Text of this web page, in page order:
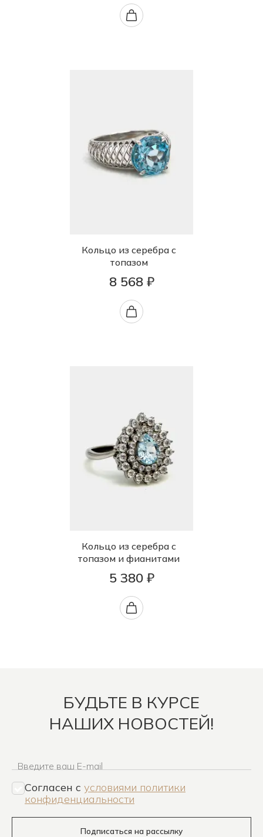
Кольцо из серебра с
топазом
8 568 ₽
Кольцо из серебра с
топазом и фианитами
5 380 ₽
БУДЬТЕ В КУРСЕ
НАШИХ НОВОСТЕЙ!
Введите ваш E-mail
Согласен c условиями политики
конфиденциальности
Подписаться на рассылку